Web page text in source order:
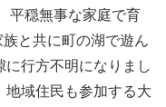
平穏無事な家庭で育
と共に町の湖で遊ん
行方不明になりまし
地域住民も参加する大